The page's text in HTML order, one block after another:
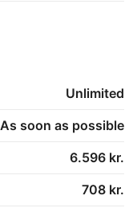
Unlimited
As soon as possible
6.596 kr.
708 kr.